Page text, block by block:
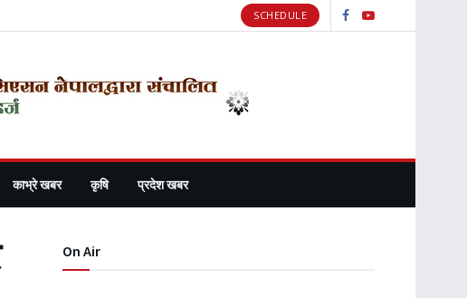
SCHEDULE
काभ्रे खबर कृषि प्रदेश खबर
On Air